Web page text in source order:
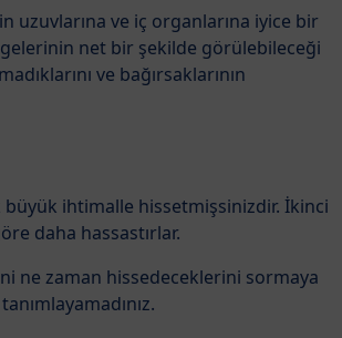
uzuvlarına ve iç organlarına iyice bir
net bir şekilde görülebileceği
ve bağırsaklarının
ihtimalle hissetmişsinizdir. İkinci
daha hassastırlar.
ne zaman hissedeceklerini sormaya